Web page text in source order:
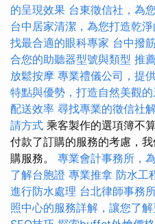
的呈現效果 台東徵信社，為
台中居家清潔，為您打造乾
找最合適的眼科專家 台中撥
合您的助聽器型號與類型 推
放鬆按摩 專業禮儀公司，提
特點與優勢，打造自然美觀
配送效率 尋找專業的徵信社
請方式 乘客製作的選項簿不
付款了訂購的服務的考慮，
購服務。 專業會計事務所，
了解台胞證 專業推拿 防水工
進行防水處理 台北律師事務
照中心的服務詳解，讓您了